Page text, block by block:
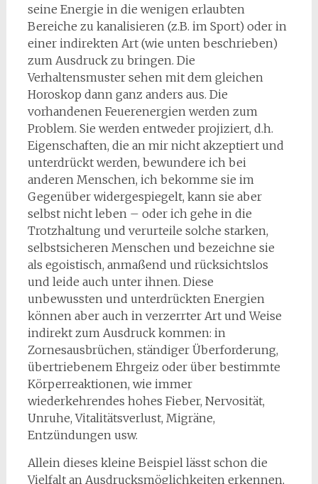
seine Energie in die wenigen erlaubten
Bereiche zu kanalisieren (z.B. im Sport) oder in
einer indirekten Art (wie unten beschrieben)
zum Ausdruck zu bringen. Die
Verhaltensmuster sehen mit dem gleichen
Horoskop dann ganz anders aus. Die
vorhandenen Feuerenergien werden zum
Problem. Sie werden entweder projiziert, d.h.
Eigenschaften, die an mir nicht akzeptiert und
unterdrückt werden, bewundere ich bei
anderen Menschen, ich bekomme sie im
Gegenüber widergespiegelt, kann sie aber
selbst nicht leben – oder ich gehe in die
Trotzhaltung und verurteile solche starken,
selbstsicheren Menschen und bezeichne sie
als egoistisch, anmaßend und rücksichtslos
und leide auch unter ihnen. Diese
unbewussten und unterdrückten Energien
können aber auch in verzerrter Art und Weise
indirekt zum Ausdruck kommen: in
Zornesausbrüchen, ständiger Überforderung,
übertriebenem Ehrgeiz oder über bestimmte
Körperreaktionen, wie immer
wiederkehrendes hohes Fieber, Nervosität,
Unruhe, Vitalitätsverlust, Migräne,
Entzündungen usw.
Allein dieses kleine Beispiel lässt schon die
Vielfalt an Ausdrucksmöglichkeiten erkennen,